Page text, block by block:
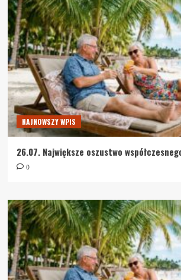
NAJNOWSZY WPIS
26.07. Największe oszustwo
0